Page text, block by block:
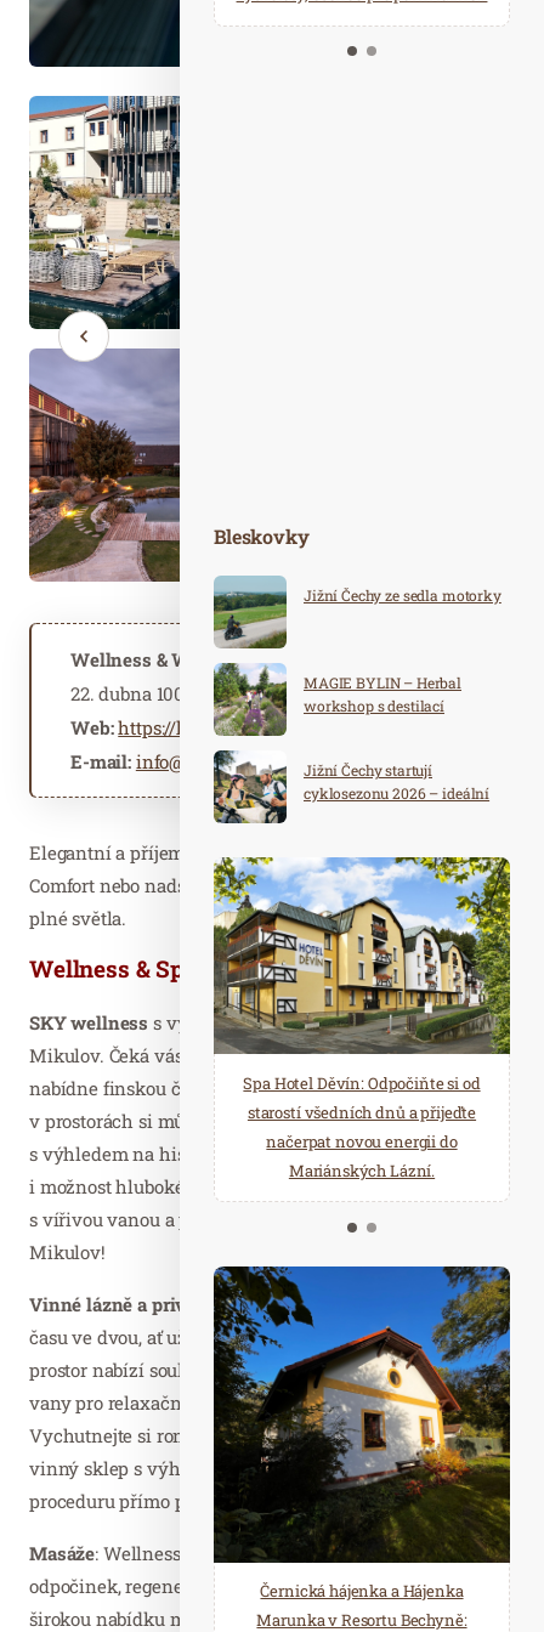
Kalendář událostí
Odebírejte náš newsletter
Wellness & Wine Hotel Volarik
22. dubna 1000/28, 692 01 Mikulov
Web:https://hotelvolarik.cz
E-mail: info@hotelvolarik.cz
Elegantní a příjemné pokojeCity Room, Family Room,
Comfort nebo nadstandardní Superior jsou prostorné a
plné světla.
Wellness & Spa v hotelu
SKY wellness s výhledem na Svatý kopeček a Zámek
Mikulov. Čeká vás exkluzivní saunový svět, který
nabídne finskou či parní saunu a relaxační bazén,
v prostorách si můžete oddychnout v relaxační zóně
s výhledem na historické centrum města. Nově nabízí
i možnost hluboké relaxace v privátním prostoru
s vířivou vanou a panoramatickým výhledem na zámek
Mikulov!
Vinné lázně a privátní wellness:jsou ideální pro strávení
času ve dvou, ať už s partnerem nebo kamarádkou. Tento
prostor nabízí soukromou sprchu, finskou saunu, dvě
vany pro relaxační koupel a dvě masérská lehátka.
Vychutnejte si romantiku v místnosti připomínající
vinný sklep s výhledem na vinice a rezervujte si
proceduru přímo pro vás.
Masáže: Wellness & Wine hotel Volarik znamená
odpočinek, regeneraci, radost a pohodu – vyzkoušejte
širokou nabídku masáží
Bleskovky
Jižní Čechy ze sedla motorky
MAGIE BYLIN – Herbal
workshop s destilací
Jižní Čechy startují
cyklosezonu 2026 – ideální
Spa Hotel Děvín: Odpočiňte si od
starostí všedních dnů a přijeďte
načerpat novou energii do
Mariánských Lázní.
Saunový ráj Holice: Odpočinek a
relaxace v oáze klidu a pohody.
Několik druhů saun a různé
možnosti ochlazení.
Černická hájenka a Hájenka
Marunka v Resortu Bechyně: